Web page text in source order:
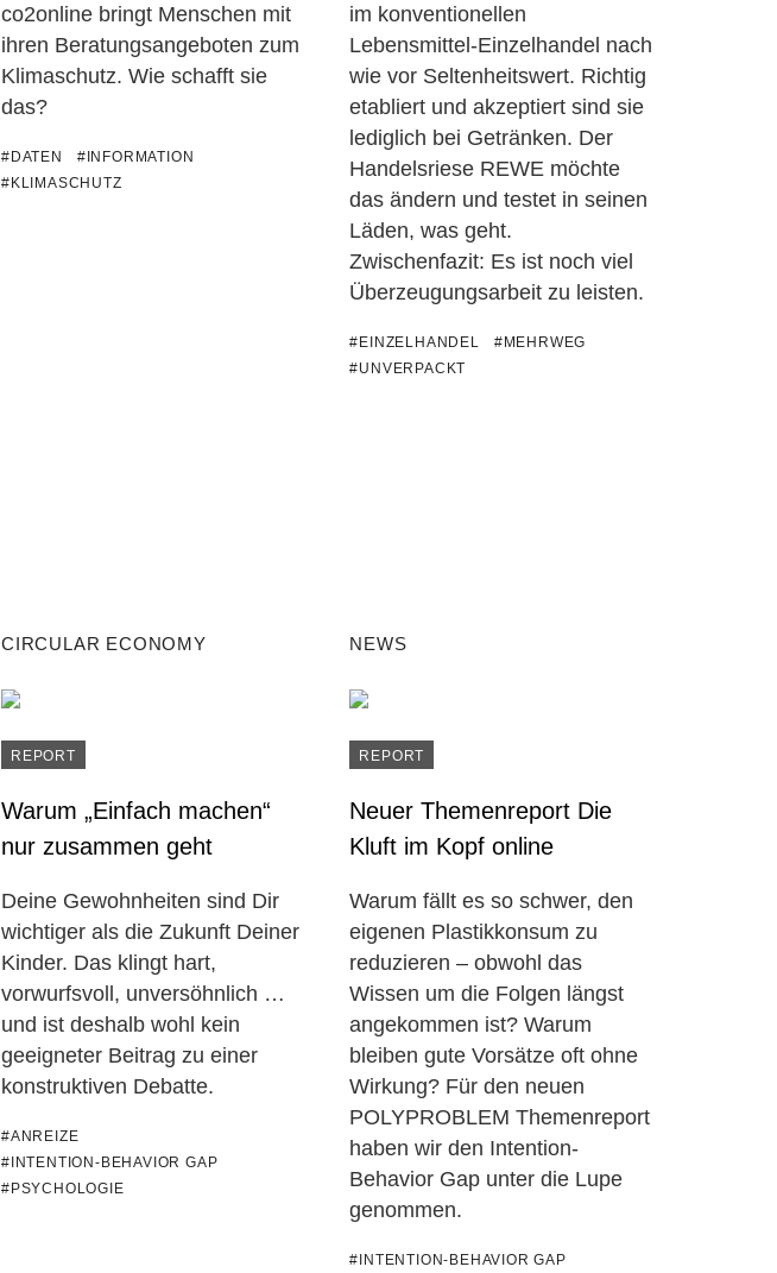
co2online bringt Menschen mit
ihren Beratungsangeboten zum
Klimaschutz. Wie schafft sie
das?
#DATEN
#INFORMATION
#KLIMASCHUTZ
im konventionellen
Lebensmittel-Einzelhandel nach
wie vor Seltenheitswert. Richtig
etabliert und akzeptiert sind sie
lediglich bei Getränken. Der
Handelsriese REWE möchte
das ändern und testet in seinen
Läden, was geht.
Zwischenfazit: Es ist noch viel
Überzeugungsarbeit zu leisten.
#EINZELHANDEL
#MEHRWEG
#UNVERPACKT
CIRCULAR ECONOMY
REPORT
Warum „Einfach machen“
nur zusammen geht
Deine Gewohnheiten sind Dir
wichtiger als die Zukunft Deiner
Kinder. Das klingt hart,
vorwurfsvoll, unversöhnlich …
und ist deshalb wohl kein
geeigneter Beitrag zu einer
konstruktiven Debatte.
#ANREIZE
#INTENTION-BEHAVIOR GAP
#PSYCHOLOGIE
NEWS
REPORT
Neuer Themenreport Die
Kluft im Kopf online
Warum fällt es so schwer, den
eigenen Plastikkonsum zu
reduzieren – obwohl das
Wissen um die Folgen längst
angekommen ist? Warum
bleiben gute Vorsätze oft ohne
Wirkung? Für den neuen
POLYPROBLEM Themenreport
haben wir den Intention-
Behavior Gap unter die Lupe
genommen.
#INTENTION-BEHAVIOR GAP